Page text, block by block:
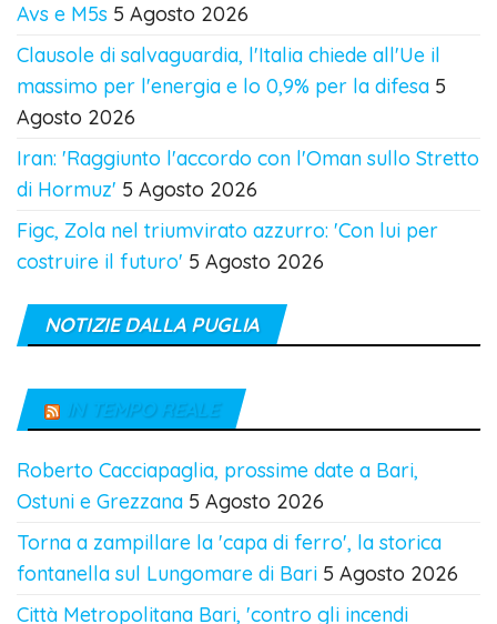
Avs e M5s 5 Agosto 2026
Clausole di salvaguardia, l'Italia chiede all'Ue il
massimo per l'energia e lo 0,9% per la difesa 5
Agosto 2026
Iran: 'Raggiunto l'accordo con l'Oman sullo Stretto
di Hormuz' 5 Agosto 2026
Figc, Zola nel triumvirato azzurro: 'Con lui per
costruire il futuro' 5 Agosto 2026
NOTIZIE DALLA PUGLIA
IN TEMPO REALE
Roberto Cacciapaglia, prossime date a Bari,
Ostuni e Grezzana 5 Agosto 2026
Torna a zampillare la 'capa di ferro', la storica
fontanella sul Lungomare di Bari 5 Agosto 2026
Città Metropolitana Bari, 'contro gli incendi